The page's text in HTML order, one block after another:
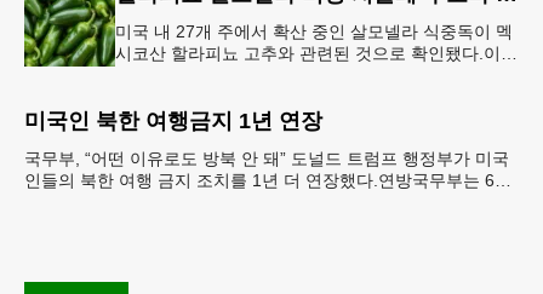
미국 내 27개 주에서 확산 중인 살모넬라 식중독이 멕
시코산 할라피뇨 고추와 관련된 것으로 확인됐다.이에
미국인 북한 여행금지 1년 연장
국무부, “어떤 이유로도 방북 안 돼” 도널드 트럼프 행정부가 미국
인들의 북한 여행 금지 조치를 1년 더 연장했다.연방국무부는 6일